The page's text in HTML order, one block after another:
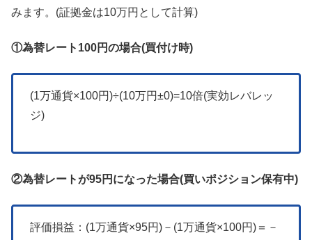
みます。(証拠金は10万円として計算)
①為替レート100円の場合(買付け時)
(1万通貨×100円)÷(10万円±0)=10倍(実効レバレッ
ジ)
②為替レートが95円になった場合(買いポジション保有中)
評価損益：(1万通貨×95円)－(1万通貨×100円)＝－